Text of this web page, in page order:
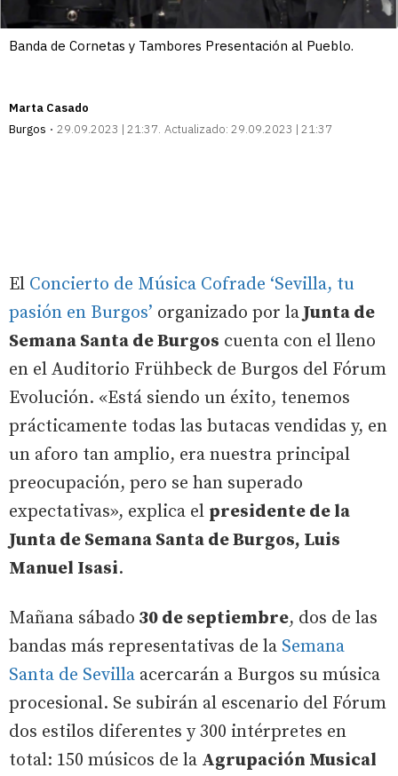
Banda de Cornetas y Tambores Presentación al Pueblo.
Marta Casado
Burgos
29.09.2023 | 21:37 Actualizado: 29.09.2023 | 21:37
El Concierto de Música Cofrade ‘Sevilla, tu
pasión en Burgos’ organizado por la Junta de
Semana Santa de Burgos cuenta con el lleno
en el Auditorio Frühbeck de Burgos del Fórum
Evolución. «Está siendo un éxito, tenemos
prácticamente todas las butacas vendidas y, en
un aforo tan amplio, era nuestra principal
preocupación, pero se han superado
expectativas», explica el presidente de la
Junta de Semana Santa de Burgos, Luis
Manuel Isasi.
Mañana sábado 30 de septiembre, dos de las
bandas más representativas de la Semana
Santa de Sevilla acercarán a Burgos su música
procesional. Se subirán al escenario del Fórum
dos estilos diferentes y 300 intérpretes en
total: 150 músicos de la Agrupación Musical